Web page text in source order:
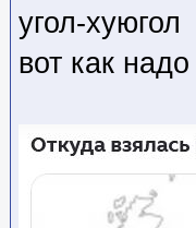
угол-хуюгол
вот как надо